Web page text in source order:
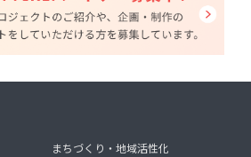
まちづくり・地域活性化